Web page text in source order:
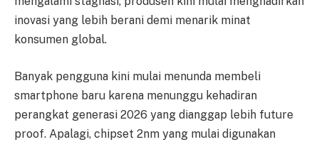
inovasi yang lebih berani demi menarik minat
konsumen global.
Banyak pengguna kini mulai menunda membeli
smartphone baru karena menunggu kehadiran
perangkat generasi 2026 yang dianggap lebih future
proof. Apalagi, chipset 2nm yang mulai digunakan